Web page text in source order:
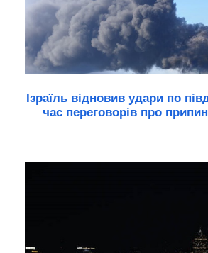
Ізраїль відновив удари по
час переговорів про